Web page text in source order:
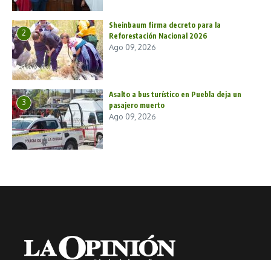
2
Sheinbaum firma decreto para la
Reforestación Nacional 2026
Ago 09, 2026
3
Asalto a bus turístico en Puebla deja un
pasajero muerto
Ago 09, 2026